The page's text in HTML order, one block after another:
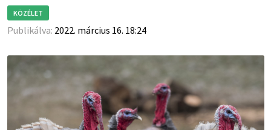
KÖZÉLET
Publikálva: 2022. március 16. 18:24